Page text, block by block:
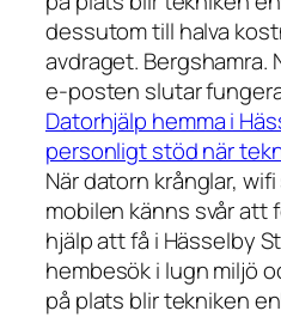
dessutom till halva
avdraget. Bergshamra.
e-posten slutar
Datorhjälp hemma i
personligt stöd när
När datorn krånglar,
mobilen känns svår att
hjälp att få i Hässelby
hembesök i lugn miljö
på plats blir tekniken